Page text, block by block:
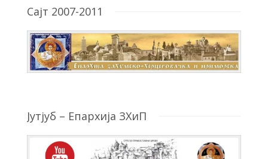
Сајт 2007-2011
Јутјуб – Епархија ЗХиП